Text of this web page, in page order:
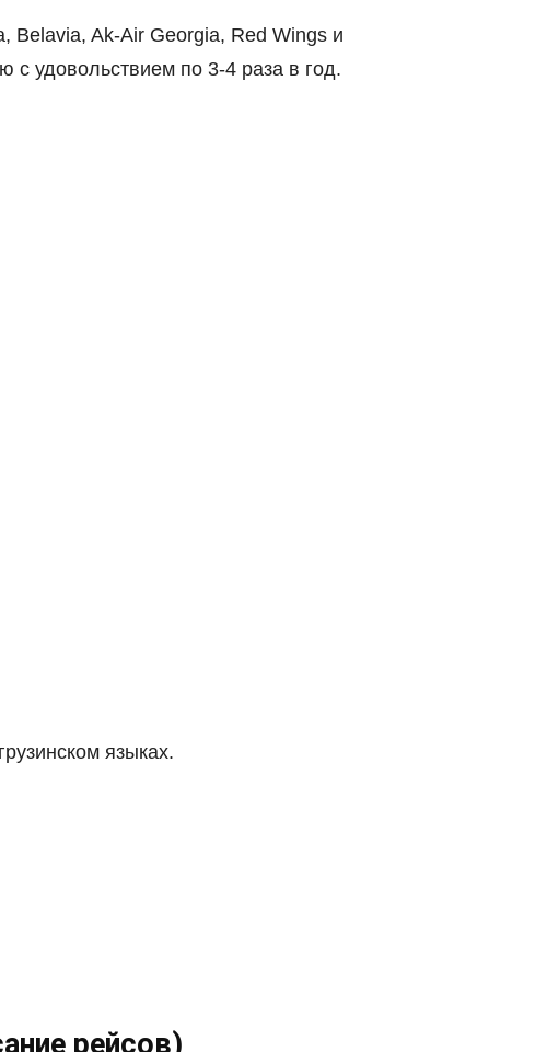
Ak-Air Georgia, Red Wings и
удовольствием по 3-4 раза в год.
языках.
рейсов)